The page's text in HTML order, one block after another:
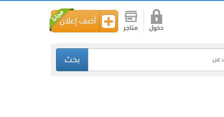
دخول متاجر
أضف إعلان
بحث